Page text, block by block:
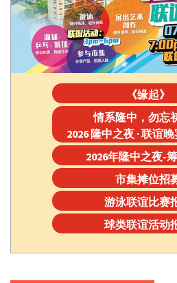
《缘起》
情系隆中，勿忘
2026 隆中之夜 · 联谊
2026年隆中之夜-
市集摊位招
游泳联谊比赛
球类联谊活动